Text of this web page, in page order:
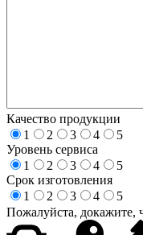
Качество продукции
1
2 3 4
5
Уровень сервиса
1
2 3 4
5
Срок изготовления
1
2 3 4
5
Пожалуйста, докажите,